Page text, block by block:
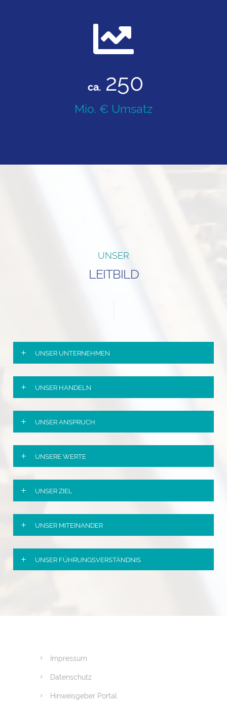
ca. 250
Mio. € Umsatz
UNSER
LEITBILD
UNSER UNTERNEHMEN
UNSER HANDELN
UNSER ANSPRUCH
UNSERE WERTE
UNSER ZIEL
UNSER MITEINANDER
UNSER FÜHRUNGSVERSTÄNDNIS
Impressum
Datenschutz
Hinweisgeber Portal